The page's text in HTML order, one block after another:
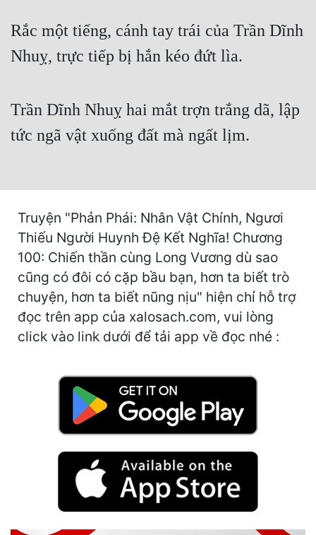
Huyền Ảo
Hài Hước
Khoa Huyễn
Khoa Huyễn Không Gian
Kinh Dị
Kiếm Hiệp
Kỳ Huyễn
Rắc một tiếng, cánh tay trái của Trần Dĩnh
Nhuỵ, trực tiếp bị hắn kéo đứt lìa.
Trần Dĩnh Nhuỵ hai mắt trợn trắng dã, lập
tức ngã vật xuống đất mà ngất lịm.
Truyện "Phản Phái: Nhân Vật Chính, Ngươi
Thiếu Người Huynh Đệ Kết Nghĩa! Chương
100: Chiến thần cùng Long Vương dù sao
cũng có đôi có cặp bầu bạn, hơn ta biết trò
chuyện, hơn ta biết nũng nịu" hiện chỉ hỗ trợ
đọc trên app của xalosach.com, vui lòng
click vào link dưới để tải app về đọc nhé :